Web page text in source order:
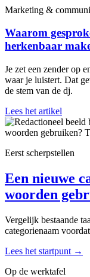
Marketing &
Waarom
herkenbaar
Je zet een zender op
waar je luistert. Dat
de stem van de dj.
Lees het artikel
Eerst scherpstellen
Een nieuwe
woorden
Vergelijk bestaande
categorienaam
Lees het startpunt →
Op de werktafel